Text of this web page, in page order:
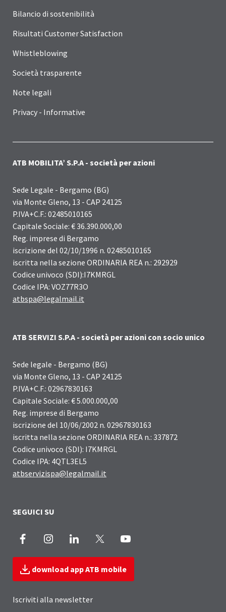
Bilancio di sostenibilità
Risultati Customer Satisfaction
Whistleblowing
Società trasparente
Note legali
Privacy - Informative
ATB MOBILITA’ S.P.A - società per azioni
Sede Legale - Bergamo (BG)
via Monte Gleno, 13 - CAP 24125
P.IVA+C.F.: 02485010165
Capitale Sociale: € 36.390.000,00
Reg. imprese di Bergamo
iscrizione del 02/10/1996 n. 02485010165
iscritta nella sezione ORDINARIA REA n.: 292929
Codice univoco (SDI):I7KMRGL
Codice IPA: VOZ77R3O
atbspa@legalmail.it
ATB SERVIZI S.P.A - società per azioni con socio unico
Sede legale - Bergamo (BG)
via Monte Gleno, 13 - CAP 24125
P.IVA+C.F.: 02967830163
Capitale Sociale: € 5.000.000,00
Reg. imprese di Bergamo
iscrizione del 10/06/2002 n. 02967830163
iscritta nella sezione ORDINARIA REA n.: 337872
Codice univoco (SDI): I7KMRGL
Codice IPA: 4QTL3EL5
atbservizispa@legalmail.it
SEGUICI SU
Facebook InstagramLinkedIn
download app ATB mobile
Iscriviti alla newsletter